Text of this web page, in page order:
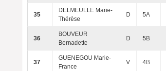
35
DELMEULLE Marie-
Thérèse
D 5A
36
BOUVEUR
Bernadette
D 5B
37
GUENEGOU Marie-
France
V 4B